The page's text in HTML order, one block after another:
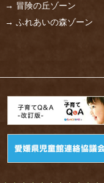
→ 冒険の丘ゾーン
→ ふれあいの森ゾーン